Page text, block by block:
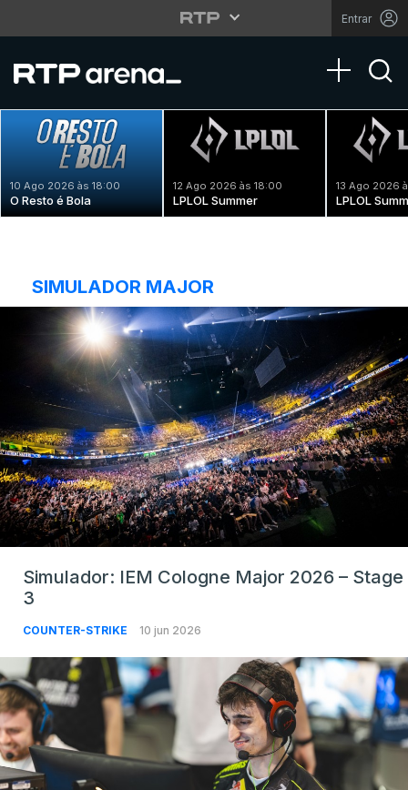
Entrar
Toggle
10 Ago 2026 às 18:00
O Resto é Bola
12 Ago 2026 às 18:00
LPLOL Summer
13 Ago 2026
LPLOL
SIMULADOR MAJOR
Simulador: IEM Cologne Major 2026 – Stage
3
COUNTER-STRIKE 10 jun 2026